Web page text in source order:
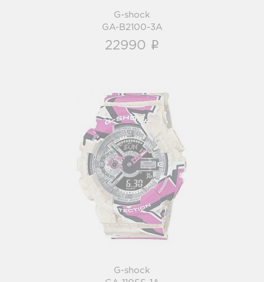
G-shock
GA-B2100-3A
22990 i
G-shock
GA-110SS-1A
i
G-shock